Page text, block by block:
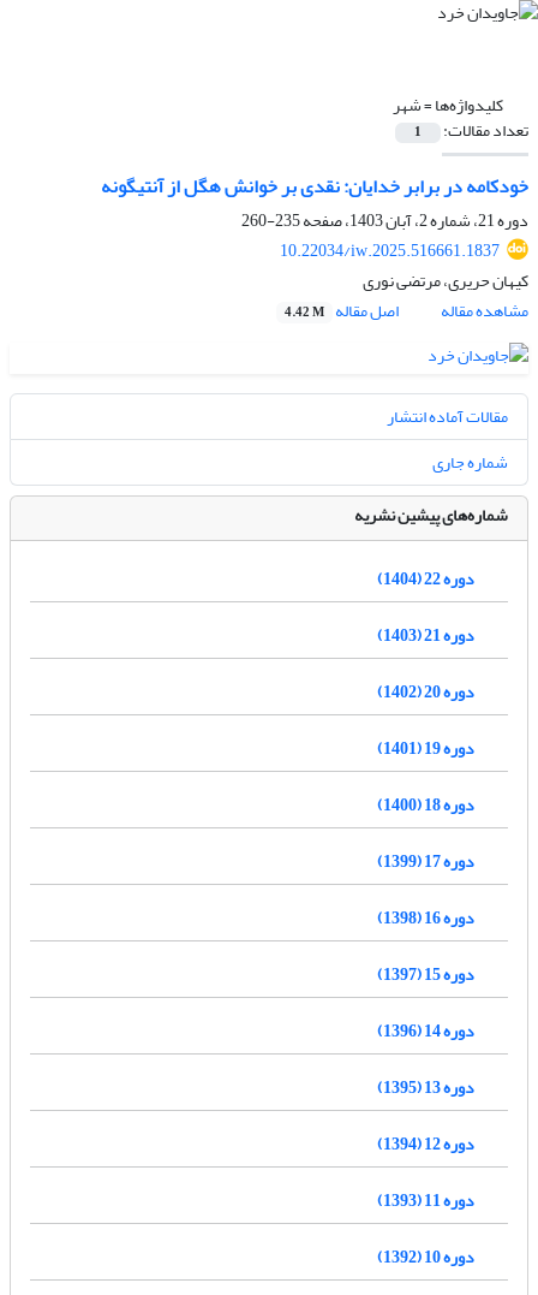
کلیدواژه‌ها =شهر
تعداد مقالات: 1
خودکامه در برابر خدایان: نقدی بر خوانش هگل از آنتیگونه
دوره 21، شماره 2، آبان 1403، صفحه
235-260
10.22034/iw.2025.516661.1837
کیهان حریری، مرتضی نوری
مشاهده مقاله
اصل مقاله 4.42 M
مقالات آماده انتشار
شماره جاری
شماره‌های پیشین نشریه
دوره 22 (1404)
دوره 21 (1403)
دوره 20 (1402)
دوره 19 (1401)
دوره 18 (1400)
دوره 17 (1399)
دوره 16 (1398)
دوره 15 (1397)
دوره 14 (1396)
دوره 13 (1395)
دوره 12 (1394)
دوره 11 (1393)
دوره 10 (1392)